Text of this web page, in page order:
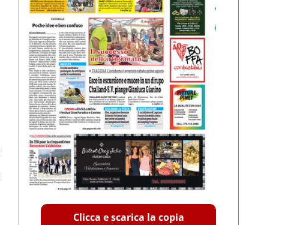
Clicca e scarica la copia